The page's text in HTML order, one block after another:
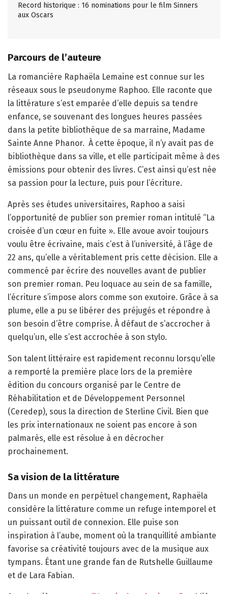
Record historique : 16 nominations pour le film Sinners
aux Oscars
Parcours de l’auteure
La romancière Raphaëla Lemaine est connue sur les
réseaux sous le pseudonyme Raphoo. Elle raconte que
la littérature s’est emparée d’elle depuis sa tendre
enfance, se souvenant des longues heures passées
dans la petite bibliothèque de sa marraine, Madame
Sainte Anne Phanor. À cette époque, il n’y avait pas de
bibliothèque dans sa ville, et elle participait même à des
émissions pour obtenir des livres. C’est ainsi qu’est née
sa passion pour la lecture, puis pour l’écriture.
Après ses études universitaires, Raphoo a saisi
l’opportunité de publier son premier roman intitulé “La
croisée d’un cœur en fuite ». Elle avoue avoir toujours
voulu être écrivaine, mais c’est à l’université, à l’âge de
22 ans, qu’elle a véritablement pris cette décision. Elle a
commencé par écrire des nouvelles avant de publier
son premier roman. Peu loquace au sein de sa famille,
l’écriture s’impose alors comme son exutoire. Grâce à sa
plume, elle a pu se libérer des préjugés et répondre à
son besoin d’être comprise. À défaut de s’accrocher à
quelqu’un, elle s’est accrochée à son stylo.
Son talent littéraire est rapidement reconnu lorsqu’elle
a remporté la première place lors de la première
édition du concours organisé par le Centre de
Réhabilitation et de Développement Personnel
(Ceredep), sous la direction de Sterline Civil. Bien que
les prix internationaux ne soient pas encore à son
palmarès, elle est résolue à en décrocher
prochainement.
Sa vision de la littérature
Dans un monde en perpétuel changement, Raphaëla
considère la littérature comme un refuge intemporel et
un puissant outil de connexion. Elle puise son
inspiration à l’aube, moment où la tranquillité ambiante
favorise sa créativité toujours avec de la musique aux
tympans. Étant une grande fan de Rutshelle Guillaume
et de Lara Fabian.